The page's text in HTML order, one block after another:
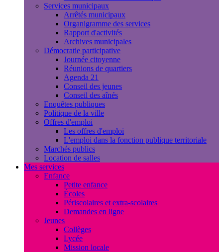
Services municipaux
Arrêtés municipaux
Organigramme des services
Rapport d'activités
Archives municipales
Démocratie participative
Journée citoyenne
Réunions de quartiers
Agenda 21
Conseil des jeunes
Conseil des aînés
Enquêtes publiques
Politique de la ville
Offres d'emploi
Les offres d'emploi
L'emploi dans la fonction publique territoriale
Marchés publics
Location de salles
Mes services
Enfance
Petite enfance
Écoles
Périscolaires et extra-scolaires
Demandes en ligne
Jeunes
Collèges
Lycée
Mission locale